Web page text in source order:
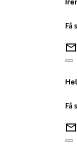
Få
Få